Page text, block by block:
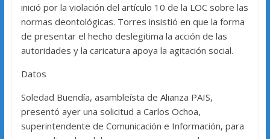
inició por la violación del artículo 10 de la LOC sobre las
normas deontológicas. Torres insistió en que la forma
de presentar el hecho deslegitima la acción de las
autoridades y la caricatura apoya la agitación social.
Datos
Soledad Buendía, asambleísta de Alianza PAIS,
presentó ayer una solicitud a Carlos Ochoa,
superintendente de Comunicación e Información, para